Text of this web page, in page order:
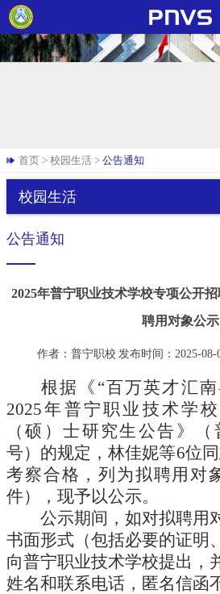
首页 > 校园生活 > 公告通知
校园生活
公告通知
2025年普宁职业技术学校专项公开
聘用对象公示
作者：普宁职校 发布时间：2025-08-
根据《“百万英才汇
2025年普宁职业技术学
（硕）士研究生公告》
（
号） 的规定，林佳妮等6位
考察合格，列为拟聘用对
件），现予以公示。
公示期间，如对拟聘用
书面形式（包括必要的证明
向普宁职业技术学校提出，
姓名和联系电话，匿名信函